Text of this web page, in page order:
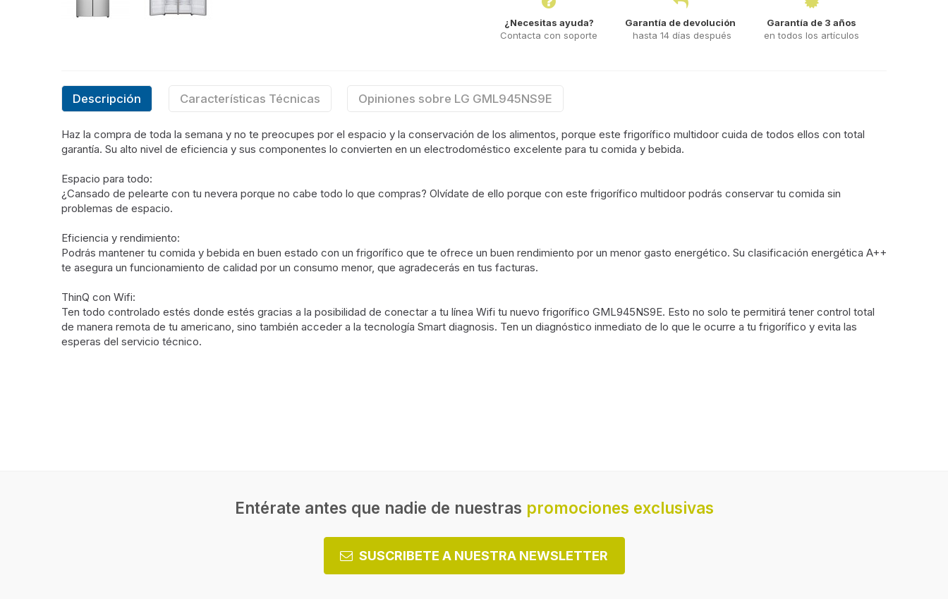
¿Necesitas ayuda?
Contacta con soporte
Garantía de devolución
hasta 14 días después
Garantía de 3 años
en todos los artículos
Descripción Características Técnicas Opiniones sobre LG GML945NS9E
Haz la compra de toda la semana y no te preocupes por el espacio y la conservación de los alimentos, porque este frigorífico multidoor cuida de todos ellos con total
garantía. Su alto nivel de eficiencia y sus componentes lo convierten en un electrodoméstico excelente para tu comida y bebida.
Espacio para todo:
¿Cansado de pelearte con tu nevera porque no cabe todo lo que compras? Olvídate de ello porque con este frigorífico multidoor podrás conservar tu comida sin
problemas de espacio.
Eficiencia y rendimiento:
Podrás mantener tu comida y bebida en buen estado con un frigorífico que te ofrece un buen rendimiento por un menor gasto energético. Su clasificación energética A++
te asegura un funcionamiento de calidad por un consumo menor, que agradecerás en tus facturas.
ThinQ con Wifi:
Ten todo controlado estés donde estés gracias a la posibilidad de conectar a tu línea Wifi tu nuevo frigorífico GML945NS9E. Esto no solo te permitirá tener control total
de manera remota de tu americano, sino también acceder a la tecnología Smart diagnosis. Ten un diagnóstico inmediato de lo que le ocurre a tu frigorífico y evita las
esperas del servicio técnico.
Acero inoxidable Material de estantes
Entérate antes que nadie de nuestras promociones exclusivas
SUSCRIBETE A NUESTRA NEWSLETTER